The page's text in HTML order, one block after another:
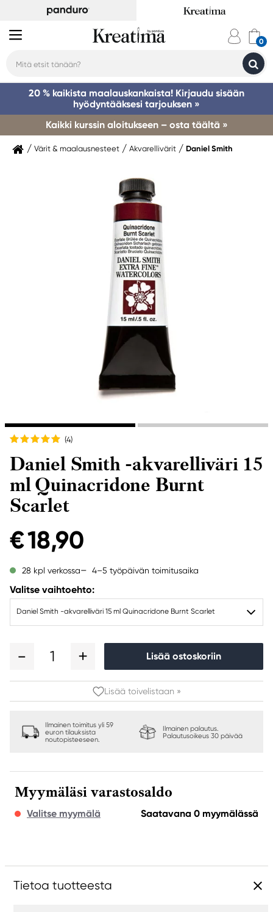
20 % kaikista maalauskankaista! Kirjaudu sisään
hyödyntääksesi tarjouksen »
Kaikki kurssin aloitukseen – osta täältä »
Värit & maalausnesteet Akvarellivärit Daniel Smith
(4)
Daniel Smith -akvarelliväri 15
ml Quinacridone Burnt
Scarlet
€ 18,90
28 kpl verkossa 4–5 työpäivän toimitusaika
Valitse vaihtoehto:
Daniel Smith -akvarelliväri 15 ml Quinacridone Burnt Scarlet
1 Lisää ostoskoriin
Lisää toivelistaan »
Ilmainen toimitus yli 59
euron tilauksista
noutopisteeseen.
Ilmainen palautus.
Palautusoikeus 30 päivää
Myymäläsi varastosaldo
Valitse myymälä Saatavana 0 myymälässä
Tietoa tuotteesta